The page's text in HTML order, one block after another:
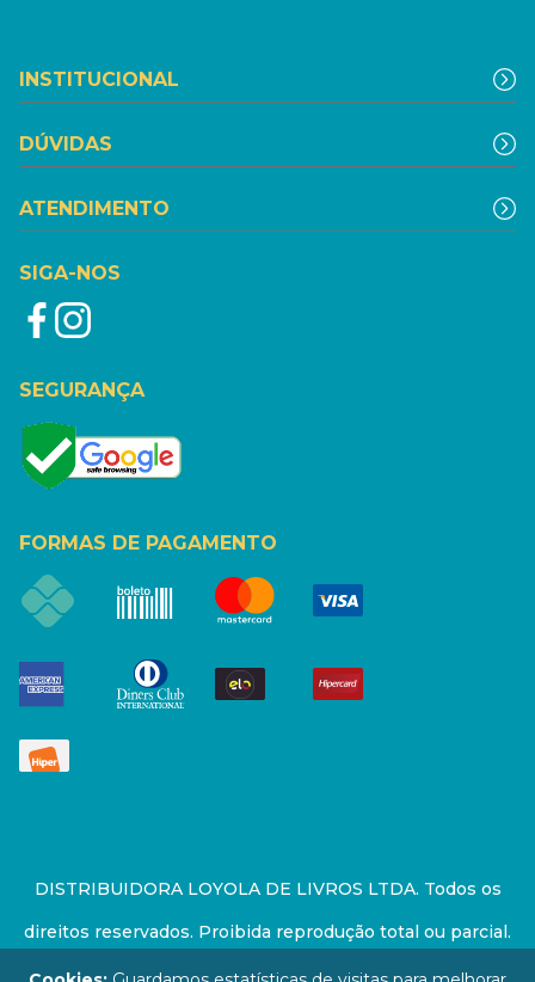
INSTITUCIONAL
DÚVIDAS
ATENDIMENTO
SIGA-NOS
SEGURANÇA
FORMAS DE PAGAMENTO
DISTRIBUIDORA LOYOLA DE LIVROS LTDA. Todos os
direitos reservados. Proibida reprodução total ou parcial.
Preços e estoque sujeito a alterações sem aviso prévio.